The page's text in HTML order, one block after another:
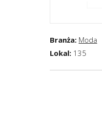
Branża: Moda
Lokal: 135